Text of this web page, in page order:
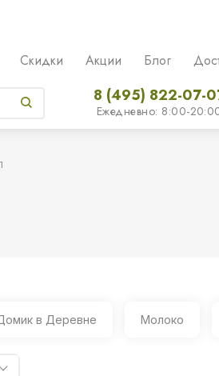
Скидки Акции Блог
8 (495) 822-07-
Ежедневно: 8:00-
в Деревне Молоко